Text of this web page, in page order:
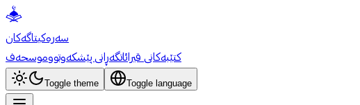
سەرەکیتاگەکان
کتێبەکانی قیرائاتگەڕانی پێشکەوتووموسحەف
Toggle theme Toggle language